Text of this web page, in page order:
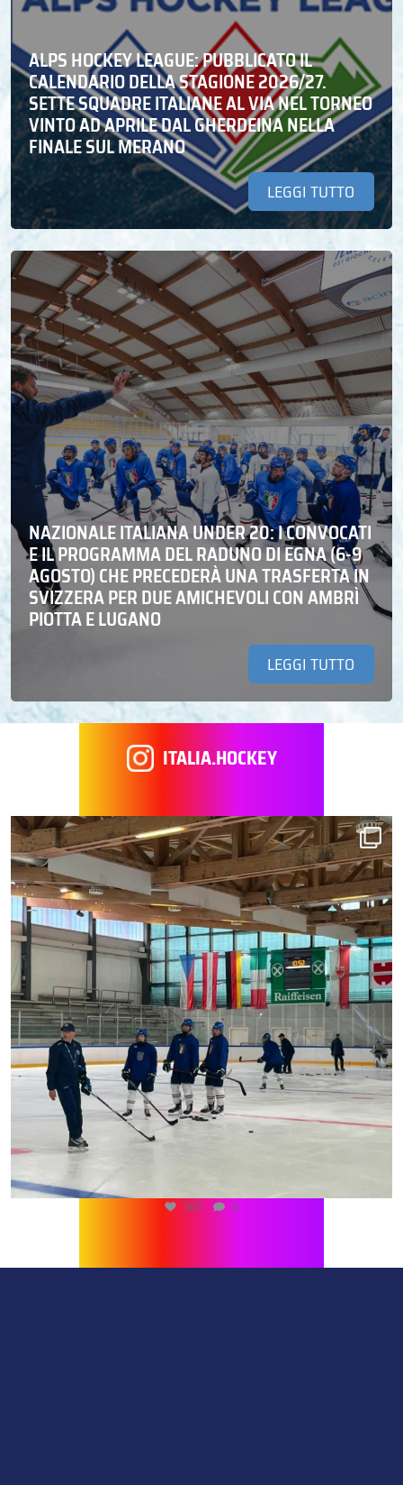
ALPS HOCKEY LEAGUE: PUBBLICATO IL
CALENDARIO DELLA STAGIONE 2026/27.
SETTE SQUADRE ITALIANE AL VIA NEL TORNEO
VINTO AD APRILE DAL GHERDEINA NELLA
FINALE SUL MERANO
LEGGI TUTTO
NAZIONALE ITALIANA UNDER 20: I CONVOCATI
E IL PROGRAMMA DEL RADUNO DI EGNA (6-9
AGOSTO) CHE PRECEDERÀ UNA TRASFERTA IN
SVIZZERA PER DUE AMICHEVOLI CON AMBRÌ
PIOTTA E LUGANO
LEGGI TUTTO
ITALIA.HOCKEY
567 0